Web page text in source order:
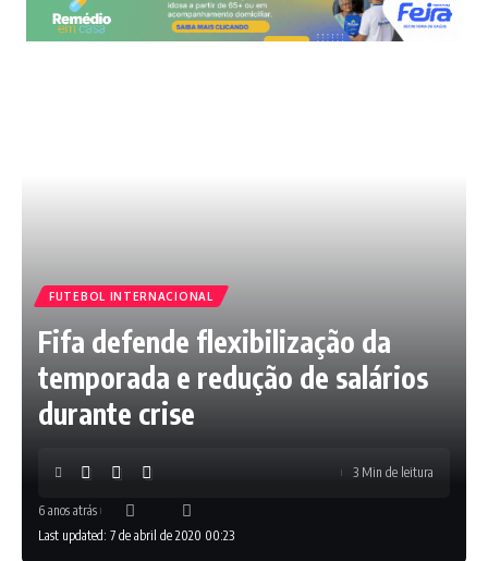
FUTEBOL INTERNACIONAL
Fifa defende flexibilização da
temporada e redução de salários
durante crise
Last updated: 7 de abril de 2020 00:23
6 anos atrás
3 Min de leitura